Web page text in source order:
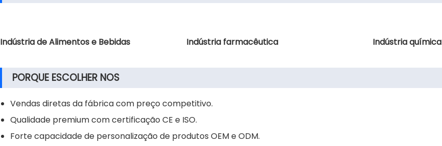
Indústria de Alimentos e Bebidas Indústria farmacêutica Indústria química
PORQUE ESCOLHER NOS
Vendas diretas da fábrica com preço competitivo.
Qualidade premium com certificação CE e ISO.
Forte capacidade de personalização de produtos OEM e ODM.